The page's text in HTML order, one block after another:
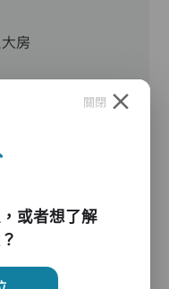
房
,物理治療設施,冷
助行器/拐杖,輪椅
關閉
或者想了解